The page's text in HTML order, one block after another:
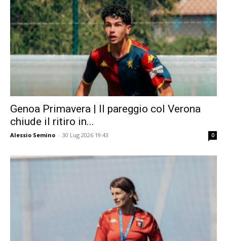
Genoa Primavera | Il pareggio col Verona
chiude il ritiro in...
Alessio Semino - 30 Lug 2026 19:43 0